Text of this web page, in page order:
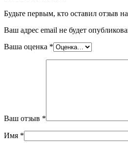
Будьте первым, кто оставил отзыв
Ваш адрес email не будет
Ваша оценка *
Ваш отзыв *
Имя *